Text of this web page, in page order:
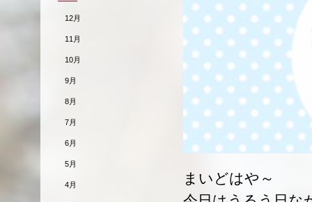
まいどはや～
12月
11月
10月
9月
8月
7月
6月
5月
4月